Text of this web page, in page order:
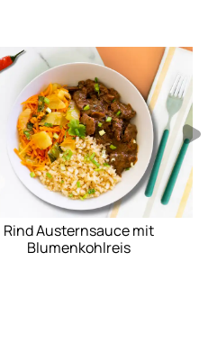
Rind Austernsauce mit
Blumenkohlreis